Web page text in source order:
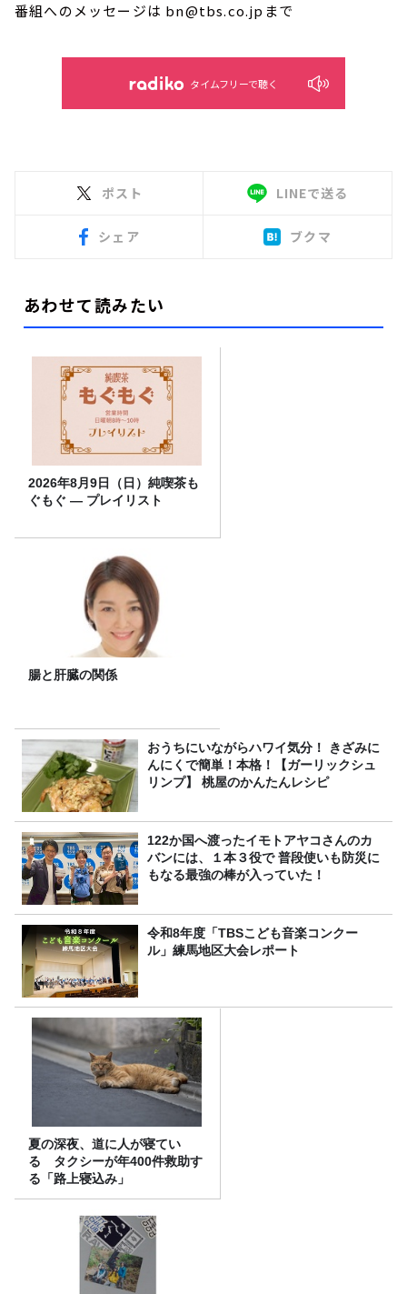
番組へのメッセージは bn@tbs.co.jpまで
タイムフリーで聴く
ポスト LINEで送る
シェア ブクマ
あわせて読みたい
2026年8月9日（日）純喫茶も
ぐもぐ ― プレイリスト
腸と肝臓の関係
おうちにいながらハワイ気分！ きざみに
んにくで簡単！本格！【ガーリックシュ
リンプ】 桃屋のかんたんレシピ
122か国へ渡ったイモトアヤコさんのカ
バンには、１本３役で 普段使いも防災に
もなる最強の棒が入っていた！
令和8年度「TBSこども音楽コンクー
ル」練馬地区大会レポート
夏の深夜、道に人が寝てい
る タクシーが年400件救助す
る「路上寝込み」